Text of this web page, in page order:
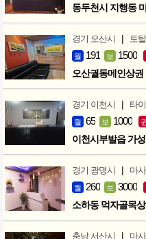
동두천시 지행동
경기 오산시 | 토
월 191 보 1500
오산궐동메인상권
경기 이천시 | 타
월 65 보 1000
이천시부발읍 가
경기 광명시 | 마
월 260 보 3000
소하동 먹자골목
충남 서산시 | 마